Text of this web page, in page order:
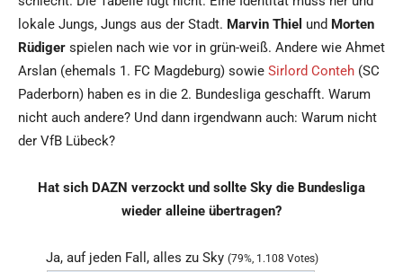
lokale Jungs, Jungs aus der Stadt. Marvin Thiel und Morten
Rüdiger spielen nach wie vor in grün-weiß. Andere wie Ahmet
Arslan (ehemals 1. FC Magdeburg) sowie Sirlord Conteh (SC
Paderborn) haben es in die 2. Bundesliga geschafft. Warum
nicht auch andere? Und dann irgendwann auch: Warum nicht
der VfB Lübeck?
Hat sich DAZN verzockt und sollte Sky die Bundesliga
wieder alleine übertragen?
Ja, auf jeden Fall, alles zu Sky (79%, 1.108 Votes)